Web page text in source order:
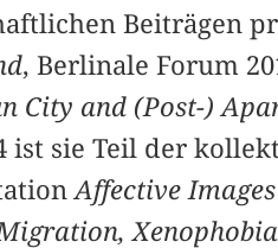
Beiträgen
, Berlinale Forum
City and (Post-)
ist sie Teil der
Affective